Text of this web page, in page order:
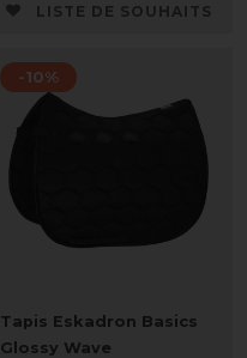
LISTE DE SOUHAITS
-10%
Tapis Eskadron Basics
Glossy Wave